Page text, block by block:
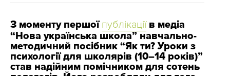
З моменту першоїпублікаціїв медіа
“Нова українська школа” навчально-
методичний посібник “Як ти? Уроки з
психології для школярів (10–14 років)”
став надійним помічником для сотень